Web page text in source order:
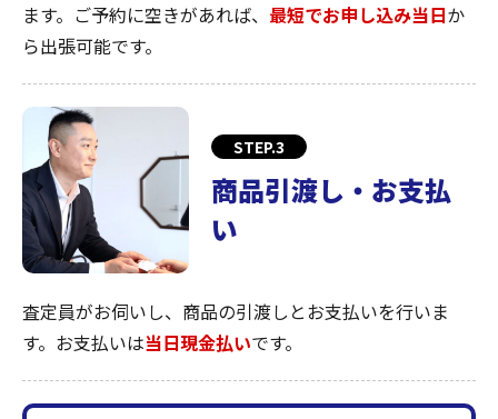
ます。ご予約に空きがあれば、 最短でお申し込み当日か
ら出張可能です。
STEP.3
商品引渡し・お支払
い
査定員がお伺いし、商品の引渡しとお支払いを行いま
す。お支払いは当日現金払いです。